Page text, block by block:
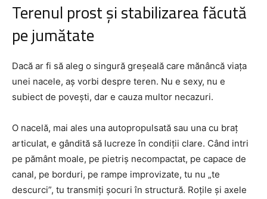
Terenul prost și stabilizarea făcută
pe jumătate
Dacă ar fi să aleg o singură greșeală care mănâncă viața
unei nacele, aș vorbi despre teren. Nu e sexy, nu e
subiect de povești, dar e cauza multor necazuri.
O nacelă, mai ales una autopropulsată sau una cu braț
articulat, e gândită să lucreze în condiții clare. Când intri
pe pământ moale, pe pietriș necompactat, pe capace de
canal, pe borduri, pe rampe improvizate, tu nu „te
descurci”, tu transmiți șocuri în structură. Roțile și axele